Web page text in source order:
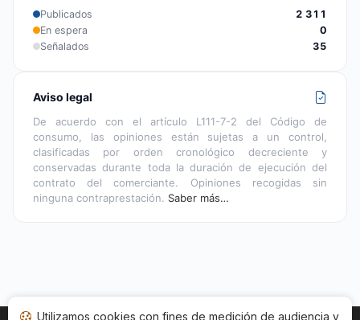
Publicados
2 311
En espera
0
Señalados
35
Aviso legal
De acuerdo con el artículo L111-7-2 del Código de
consumo, las opiniones están sujetas a un control,
clasificadas por orden cronológico decreciente y
conservadas durante toda la duración de ejecución del
contrato del comerciante. Opiniones recogidas sin
ninguna contraprestación. Saber más…
Utilizamos cookies con fines de medición de audiencia y